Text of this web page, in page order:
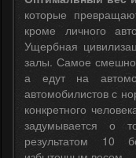
которые
кроме личного
Ущербная
залы. Самое
а едут на
автомобилистов с
конкретного
задумывается о
результатом 10